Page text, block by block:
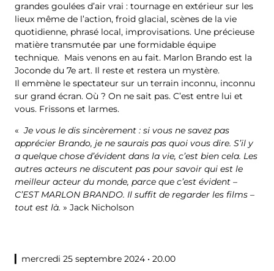
grandes goulées d’air vrai : tournage en extérieur sur les
lieux même de l’action, froid glacial, scènes de la vie
quotidienne, phrasé local, improvisations. Une précieuse
matière transmutée par une formidable équipe
technique. Mais venons en au fait. Marlon Brando est la
Joconde du 7e art. Il reste et restera un mystère.
Il emmène le spectateur sur un terrain inconnu, inconnu
sur grand écran. Où ? On ne sait pas. C’est entre lui et
vous. Frissons et larmes.
«Je vous le dis sincèrement : si vous ne savez pas
apprécier Brando, je ne saurais pas quoi vous dire. S’il y
a quelque chose d’évident dans la vie, c’est bien cela. Les
autres acteurs ne discutent pas pour savoir qui est le
meilleur acteur du monde, parce que c’est évident –
C’EST MARLON BRANDO. Il suffit de regarder les films –
tout est là. » Jack Nicholson
▎mercredi 25 septembre 2024 • 20.00